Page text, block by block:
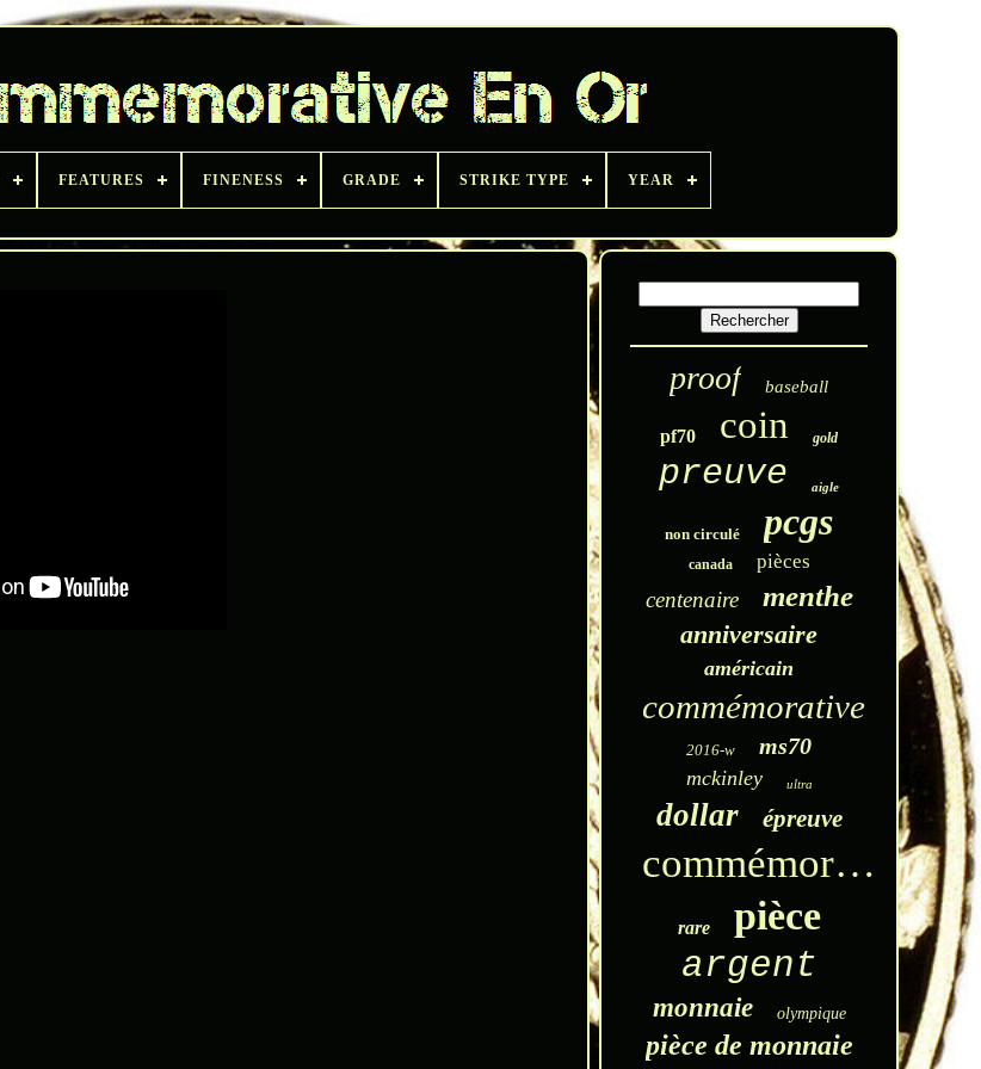
FEATURES FINENESS GRADE STRIKE TYPE YEAR
proof baseball
pf70 coin gold
preuve aigle
non circulé pcgs
canada pièces
centenaire menthe
anniversaire
américain
commémorative
2016-w ms70
mckinley ultra
dollar épreuve
commémoratif
rare pièce
argent
monnaie olympique
pièce de monnaie